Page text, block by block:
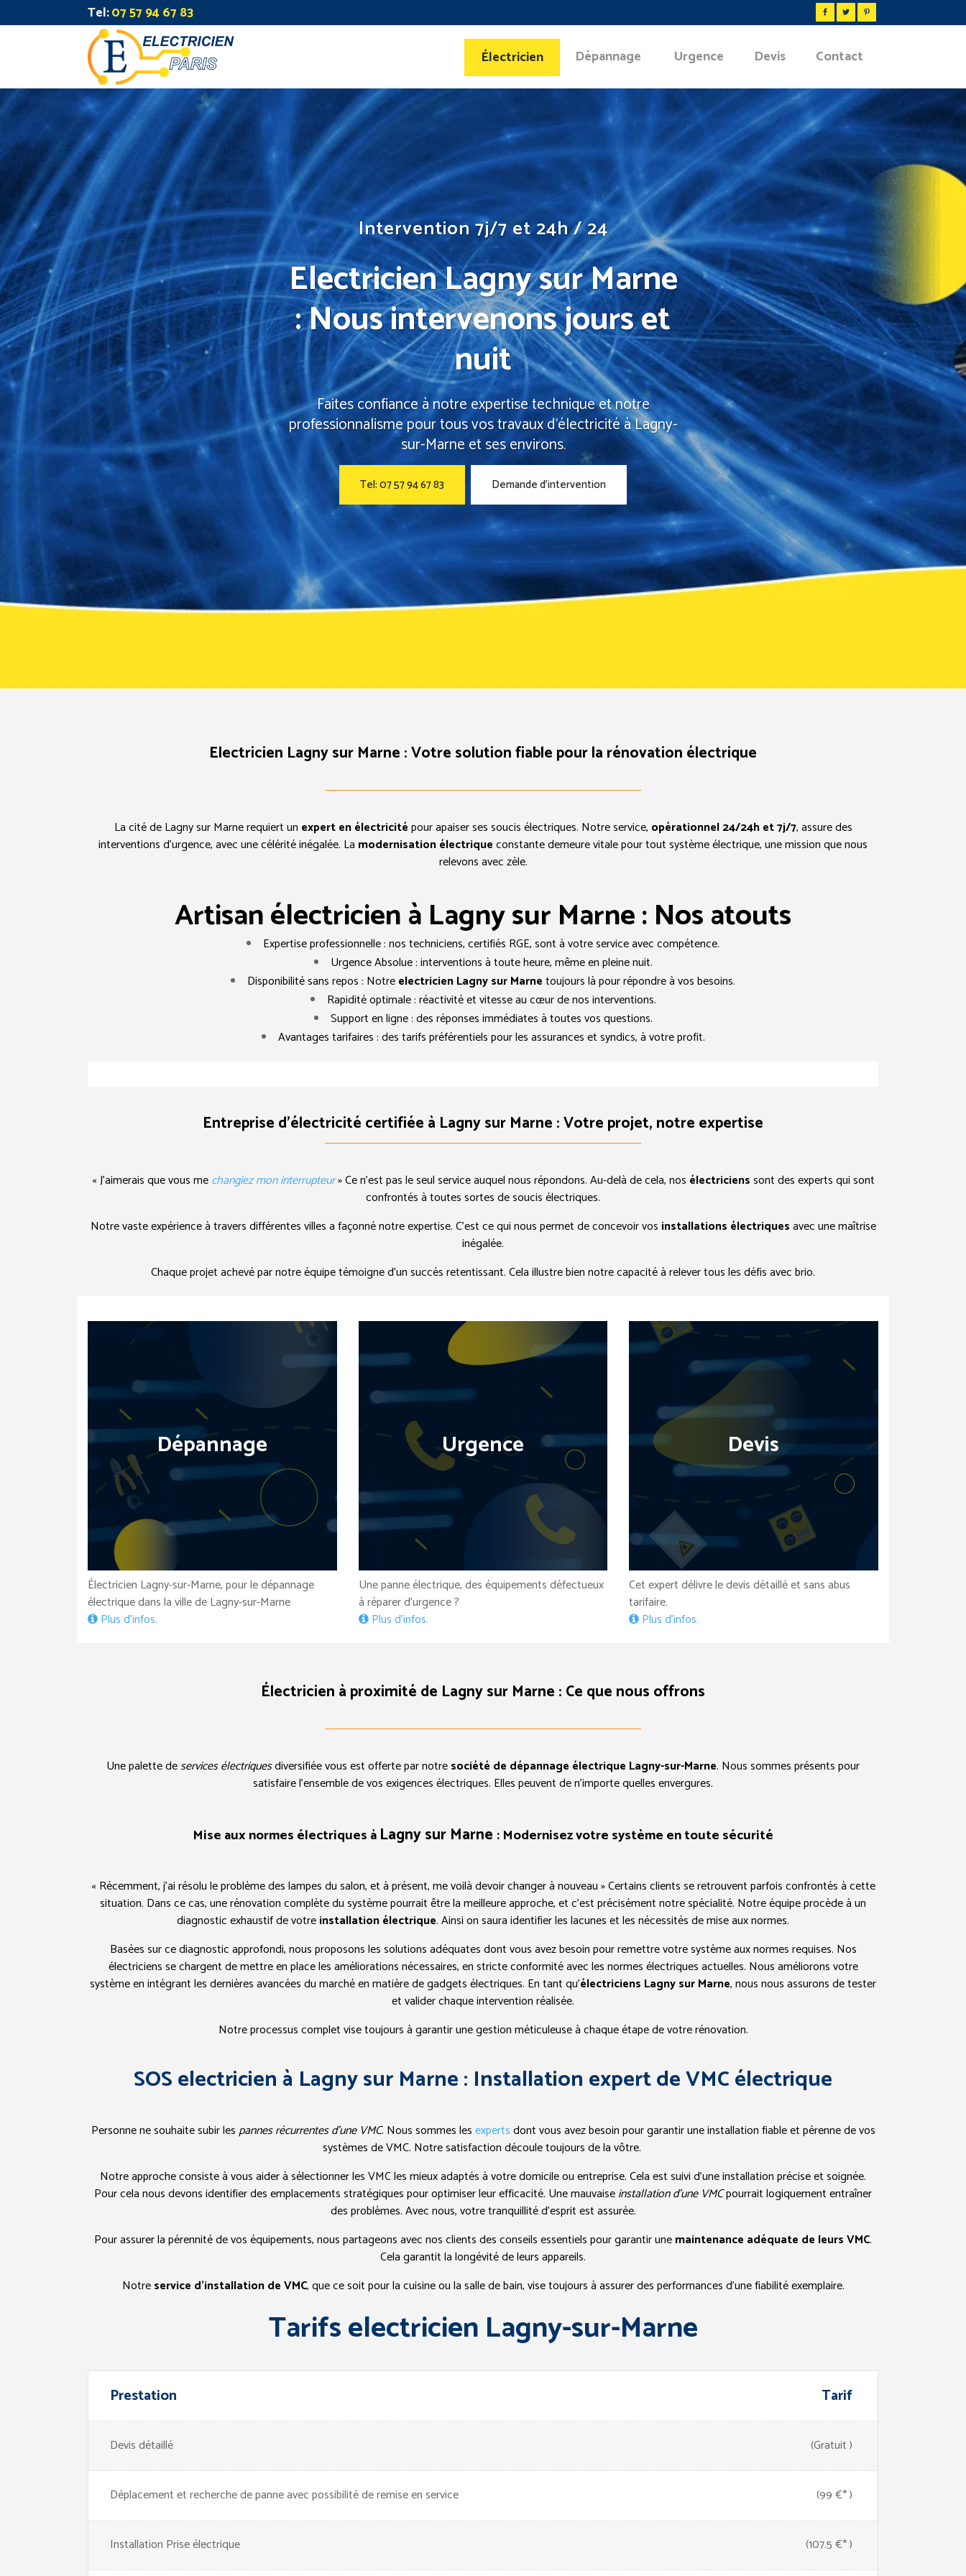
Tel:07 57 94 67 83
Électricien Dépannage Urgence Devis Contact
Intervention 7j/7 et 24h / 24
Electricien Lagny sur Marne
: Nous intervenons jours et
nuit
Faites confiance à notre expertise technique et notre
professionnalisme pour tous vos travaux d'électricité à Lagny-
sur-Marne et ses environs.
Tel: 07 57 94 67 83 Demande d’intervention
Electricien Lagny sur Marne : Votre solution fiable pour la rénovation électrique
La cité de Lagny sur Marne requiert un expert en électricitépour apaiser ses soucis électriques. Notre service, opérationnel 24/24h et 7j/7, assure des
interventions d’urgence, avec une célérité inégalée. La modernisation électriqueconstante demeure vitale pour tout système électrique, une mission que nous
relevons avec zèle.
Artisan électricien à Lagny sur Marne : Nos atouts
Expertise professionnelle : nos techniciens, certifiés RGE, sont à votre service avec compétence.
Urgence Absolue : interventions à toute heure, même en pleine nuit.
Disponibilité sans repos : Notreelectricien Lagny sur Marnetoujours là pour répondre à vos besoins.
Rapidité optimale : réactivité et vitesse au cœur de nos interventions.
Support en ligne : des réponses immédiates à toutes vos questions.
Avantages tarifaires : des tarifs préférentiels pour les assurances et syndics, à votre profit.
Entreprise d’électricité certifiée à Lagny sur Marne : Votre projet, notre expertise
« J’aimerais que vous mechangiez mon interrupteur» Ce n’est pas le seul service auquel nous répondons. Au-delà de cela, nos électricienssont des experts qui sont
confrontés à toutes sortes de soucis électriques.
Notre vaste expérience à travers différentes villes a façonné notre expertise. C’est ce qui nous permet de concevoir vos installations électriquesavec une maîtrise
inégalée.
Chaque projet achevé par notre équipe témoigne d’un succès retentissant. Cela illustre bien notre capacité à relever tous les défis avec brio.
Dépannage
Électricien Lagny-sur-Marne, pour le dépannage
électrique dans la ville de Lagny-sur-Marne
Plus d’infos.
Urgence
Une panne électrique, des équipements défectueux
à réparer d’urgence ?
Plus d’infos.
Devis
Cet expert délivre le devis détaillé et sans abus
tarifaire.
Plus d’infos.
Électricien à proximité de Lagny sur Marne : Ce que nous offrons
Une palette deservices électriquesdiversifiée vous est offerte par notresociété de dépannage électrique Lagny-sur-Marne. Nous sommes présents pour
satisfaire l’ensemble de vos exigences électriques. Elles peuvent de n’importe quelles envergures.
Mise aux normes électriques àLagny sur Marne : Modernisez votre système en toute sécurité
« Récemment, j’ai résolu le problème des lampes du salon, et à présent, me voilà devoir changer à nouveau » Certains clients se retrouvent parfois confrontés à cette
situation. Dans ce cas, une rénovation complète du système pourrait être la meilleure approche, et c’est précisément notre spécialité. Notre équipe procède à un
diagnostic exhaustif de votreinstallation électrique. Ainsi on saura identifier les lacunes et les nécessités de mise aux normes.
Basées sur ce diagnostic approfondi, nous proposons les solutions adéquates dont vous avez besoin pour remettre votre système aux normes requises. Nos
électriciens se chargent de mettre en place les améliorations nécessaires, en stricte conformité avec les normes électriques actuelles. Nous améliorons votre
système en intégrant les dernières avancées du marché en matière de gadgets électriques. En tant qu’électriciens Lagny sur Marne, nous nous assurons de tester
et valider chaque intervention réalisée.
Notre processus complet vise toujours à garantir une gestion méticuleuse à chaque étape de votre rénovation.
SOS electricien à Lagny sur Marne : Installation expert de VMC électrique
Personne ne souhaite subir lespannes récurrentes d’une VMC. Nous sommes lesexpertsdont vous avez besoin pour garantir une installation fiable et pérenne de vos
systèmes de VMC. Notre satisfaction découle toujours de la vôtre.
Notre approche consiste à vous aider à sélectionner les VMC les mieux adaptés à votre domicile ou entreprise. Cela est suivi d’une installation précise et soignée.
Pour cela nous devons identifier des emplacements stratégiques pour optimiser leur efficacité. Une mauvaiseinstallation d’une VMCpourrait logiquement entraîner
des problèmes. Avec nous, votre tranquillité d’esprit est assurée.
Pour assurer la pérennité de vos équipements, nous partageons avec nos clients des conseils essentiels pour garantir unemaintenance adéquate de leurs VMC.
Cela garantit la longévité de leurs appareils.
Notreservice d’installation de VMC, que ce soit pour la cuisine ou la salle de bain, vise toujours à assurer des performances d’une fiabilité exemplaire.
Tarifs electricien Lagny-sur-Marne
Prestation Tarif
Devis détaillé (Gratuit )
Déplacement et recherche de panne avec possibilité de remise en service (99 €* )
Installation Prise électrique (107.5 €* )